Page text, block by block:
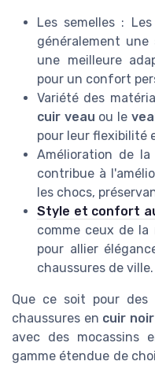
Les semelles :
généralement une
une meilleure
pour un confort
Variété des
cuir veau ou le
pour leur flexibilité
Amélioration de
contribue à
les chocs,
Style et confort
comme ceux de la
pour allier
chaussures de ville.
Que ce soit pour des
chaussures en cuir noir
avec des mocassins
gamme étendue de